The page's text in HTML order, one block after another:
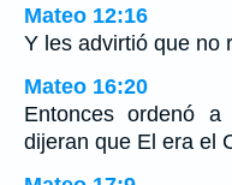
Mateo 12:16
Y les advirtió que no
Mateo 16:20
Entonces ordenó
dijeran que El era el